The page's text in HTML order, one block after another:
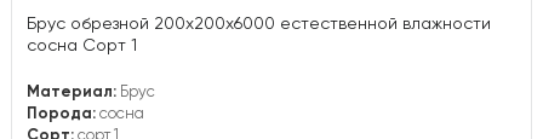
Брус обрезной 200х200х6000 естественной влажности
сосна Сорт 1
Материал: Брус
Порода: сосна